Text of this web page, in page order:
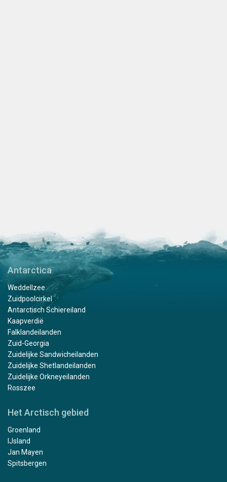
Antarctica
Weddellzee
Zuidpoolcirkel
Antarctisch Schiereiland
Kaapverdië
Falklandeilanden
Zuid-Georgia
Zuidelijke Sandwicheilanden
Zuidelijke Shetlandeilanden
Zuidelijke Orkneyeilanden
Rosszee
Het Arctisch gebied
Groenland
IJsland
Jan Mayen
Spitsbergen